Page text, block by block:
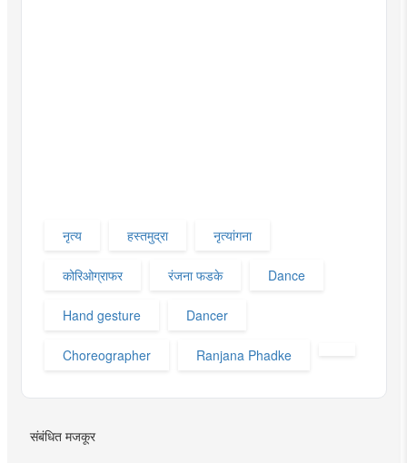
नृत्य हस्तमुद्रा नृत्यांगना
कोरिओग्राफर रंजना फडके Dance
Hand gesture Dancer
Choreographer Ranjana Phadke
संबंधित मजकूर